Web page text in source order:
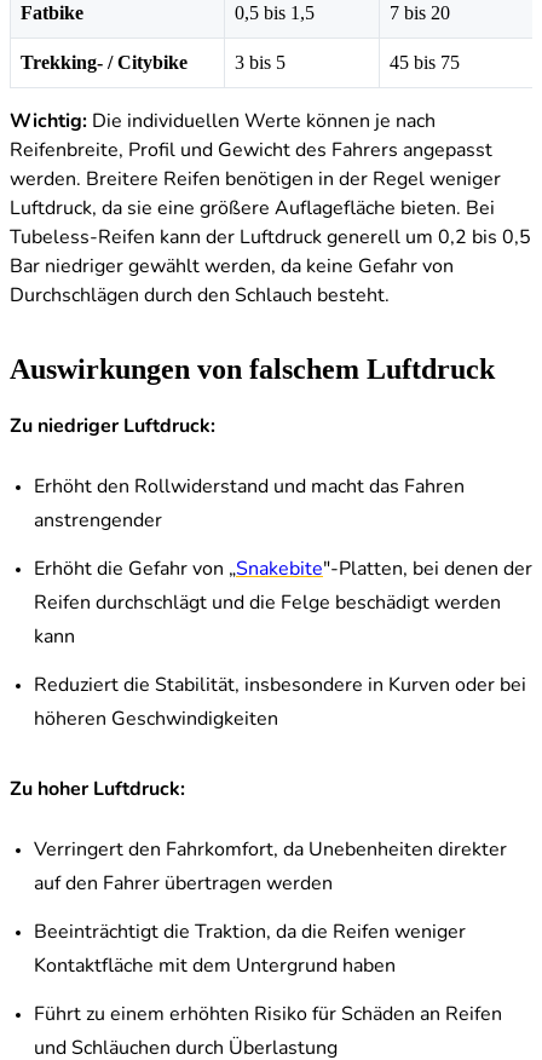
Fatbike 0,5 bis 1,5 7 bis 20
Trekking- / Citybike 3 bis 5 45 bis 75
Wichtig: Die individuellen Werte können je nach
Reifenbreite, Profil und Gewicht des Fahrers angepasst
werden. Breitere Reifen benötigen in der Regel weniger
Luftdruck, da sie eine größere Auflagefläche bieten. Bei
Tubeless-Reifen kann der Luftdruck generell um 0,2 bis 0,5
Bar niedriger gewählt werden, da keine Gefahr von
Durchschlägen durch den Schlauch besteht.
Auswirkungen von falschem Luftdruck
Zu niedriger Luftdruck:
Erhöht den Rollwiderstand und macht das Fahren
anstrengender
Erhöht die Gefahr von „Snakebite"-Platten, bei denen der
Reifen durchschlägt und die Felge beschädigt werden
kann
Reduziert die Stabilität, insbesondere in Kurven oder bei
höheren Geschwindigkeiten
Zu hoher Luftdruck:
Verringert den Fahrkomfort, da Unebenheiten direkter
auf den Fahrer übertragen werden
Beeinträchtigt die Traktion, da die Reifen weniger
Kontaktfläche mit dem Untergrund haben
Führt zu einem erhöhten Risiko für Schäden an Reifen
und Schläuchen durch Überlastung